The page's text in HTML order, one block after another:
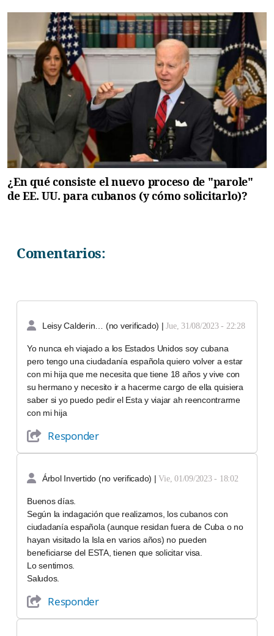
¿En qué consiste el nuevo proceso de "parole"
de EE. UU. para cubanos (y cómo solicitarlo)?
Comentarios:
Leisy Calderin… (no verificado) |Jue, 31/08/2023 - 22:28
Yo nunca eh viajado a los Estados Unidos soy cubana
pero tengo una ciudadanía española quiero volver a estar
con mi hija que me necesita que tiene 18 años y vive con
su hermano y necesito ir a hacerme cargo de ella quisiera
saber si yo puedo pedir el Esta y viajar ah reencontrarme
con mi hija
Responder
Árbol Invertido (no verificado) |Vie, 01/09/2023 - 18:02
Buenos días.
Según la indagación que realizamos, los cubanos con
ciudadanía española (aunque residan fuera de Cuba o no
hayan visitado la Isla en varios años) no pueden
beneficiarse del ESTA, tienen que solicitar visa.
Lo sentimos.
Saludos.
Responder